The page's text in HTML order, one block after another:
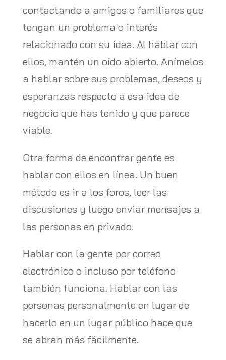
contactando a amigos o familiares que
tengan un problema o interés
relacionado con su idea. Al hablar con
ellos, mantén un oído abierto. Anímelos
a hablar sobre sus problemas, deseos y
esperanzas respecto a esa idea de
negocio que has tenido y que parece
viable.
Otra forma de encontrar gente es
hablar con ellos en línea. Un buen
método es ir a los foros, leer las
discusiones y luego enviar mensajes a
las personas en privado.
Hablar con la gente por correo
electrónico o incluso por teléfono
también funciona. Hablar con las
personas personalmente en lugar de
hacerlo en un lugar público hace que
se abran más fácilmente.